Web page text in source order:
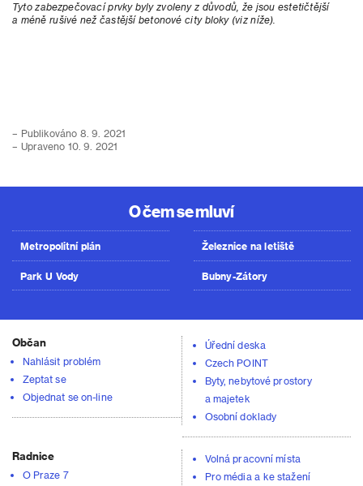
Tyto zabezpečovací prvky byly zvoleny z důvodů, že jsou estetičtější
a méně rušivé než častější betonové city bloky (viz níže).
– Publikováno 8. 9. 2021
– Upraveno 10. 9. 2021
O čem se mluví
Metropolitní plán
Park U Vody
Železnice na letiště
Bubny-Zátory
Občan
Nahlásit problém
Zeptat se
Objednat se on-line
Úřední deska
Czech POINT
Byty, nebytové prostory
a majetek
Osobní doklady
Radnice
O Praze 7
Volná pracovní místa
Pro média a ke stažení